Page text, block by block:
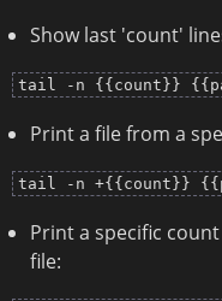
Show last 'count'
tail -n {{count}}
Print a file from a
tail -n +{{count}}
Print a specific
file: